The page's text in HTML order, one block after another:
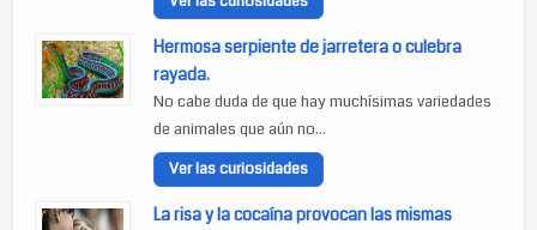
Hermosa serpiente de jarretera o culebra
rayada.
No cabe duda de que hay muchísimas variedades
de animales que aún no...
Ver las curiosidades
La risa y la cocaína provocan las mismas